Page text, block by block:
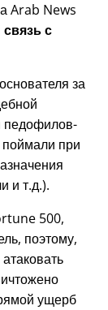
Arab News
связь с
за
педофилов-
при
и т.д.).
500,
поэтому,
ущерб